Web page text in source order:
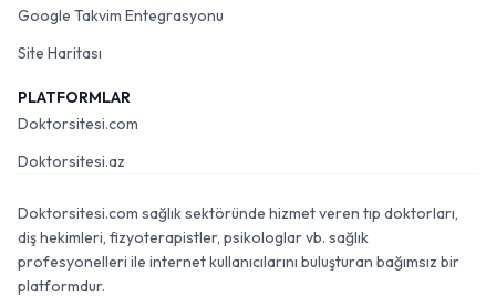
Google Takvim Entegrasyonu
Site Haritası
PLATFORMLAR
Doktorsitesi.com
Doktorsitesi.az
Doktorsitesi.com sağlık sektöründe hizmet veren tıp doktorları,
diş hekimleri, fizyoterapistler, psikologlar vb. sağlık
profesyonelleri ile internet kullanıcılarını buluşturan bağımsız bir
platformdur.